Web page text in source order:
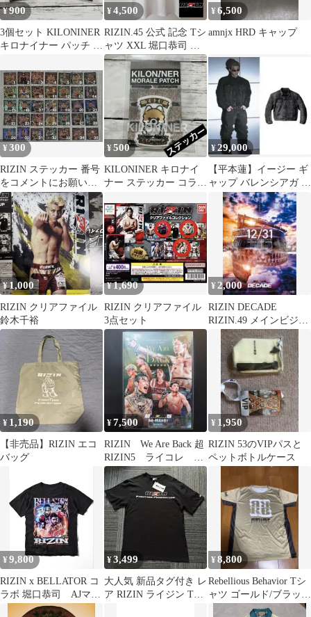
¥ 900
3個セット KILONINER
キロナイナー パッチ コ
¥4,500
RIZIN.45 公式 記念 Tシ
ャツ XXL 堀口恭司 朝
倉海 平本蓮 大晦日
¥6,500
amnjx HRD キャップ
¥300
RIZIN ステッカー 番号
をコメントにお願いし
ます‼️
¥500
KILONINER キロナイ
ナー ステッカー コラボ
¥29,000
【平本蓮】イージー ギ
ャップ バレンシアガ デ
ニムジャケット Mサイ
¥ 1,000
RIZIN クリアファイル
鈴木千裕
¥1,690
RIZIN クリアファイル
3点セット
¥ 2,000
RIZIN DECADE
RIZIN.49 メインビジュ
アルポスター 大晦日
¥ 1,190
【非売品】RIZIN エコ
バッグ
¥7,500
RIZIN We Are Back 超
RIZIN5 ライコレ リ
アルカード
¥ 1,950
RIZIN 53のVIPパスと
ペットボトルケース
¥9,800
RIZIN x BELLATOR コ
ラボ 堀口恭司 AJマッ
キー サトシ UFC
¥3,499
大人気 新品タグ付き レ
ア RIZIN ライジン Tシ
¥8,800
Rebellious Behavior Tシ
ャツ ゴールド/ブラッ
ク 平本蓮着用